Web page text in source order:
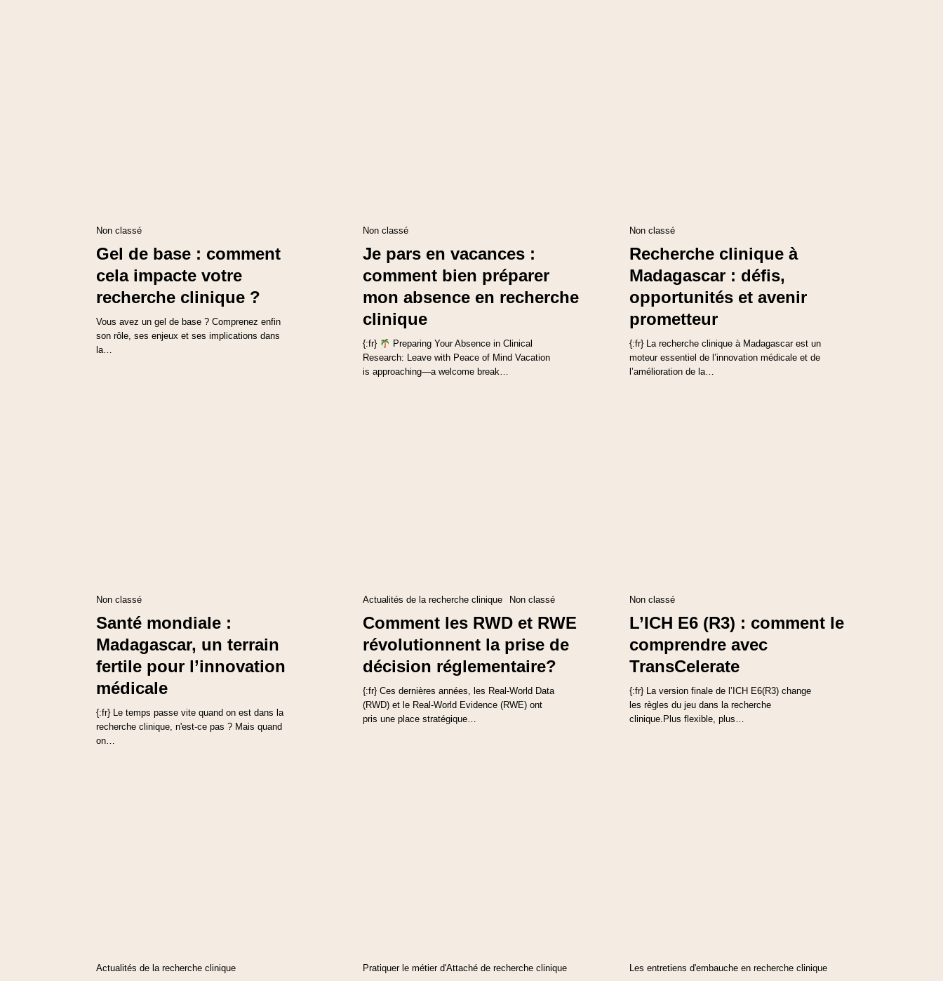
Non classé
Gel de base : comment
cela impacte votre
recherche clinique ?
Vous avez un gel de base ? Comprenez enfin
son rôle, ses enjeux et ses implications dans
la…
Non classé
Je pars en vacances :
comment bien préparer
mon absence en recherche
clinique
{:fr}
Preparing Your Absence in Clinical
Research: Leave with Peace of Mind Vacation
is approaching—a welcome break…
Non classé
Recherche clinique à
Madagascar : défis,
opportunités et avenir
prometteur
{:fr} La recherche clinique à Madagascar est un
moteur essentiel de l’innovation médicale et de
l’amélioration de la…
Non classé
Santé mondiale :
Madagascar, un terrain
fertile pour l’innovation
médicale
{:fr} Le temps passe vite quand on est dans la
recherche clinique, n'est-ce pas ? Mais quand
on…
Actualités de la recherche clinique Non classé
Comment les RWD et RWE
révolutionnent la prise de
décision réglementaire?
{:fr} Ces dernières années, les Real-World Data
(RWD) et le Real-World Evidence (RWE) ont
pris une place stratégique…
Non classé
L’ICH E6 (R3) : comment le
comprendre avec
TransCelerate
{:fr} La version finale de l’ICH E6(R3) change
les règles du jeu dans la recherche
clinique.Plus flexible, plus…
Actualités de la recherche clinique Pratiquer le métier d'Attaché de recherche clinique Les entretiens d'embauche en recherche clinique